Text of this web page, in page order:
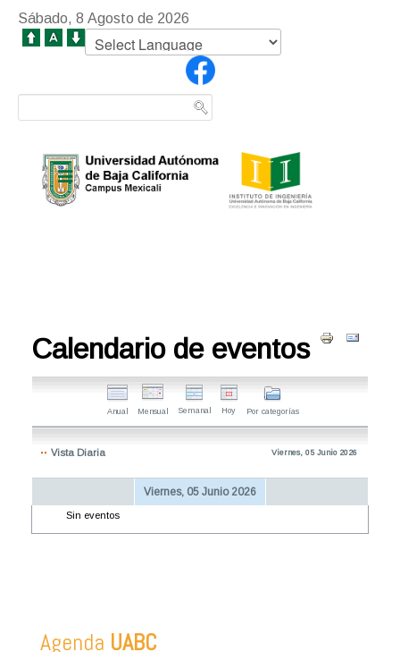
Sábado, 8 Agosto de 2026
Calendario de eventos
Anual Mensual Semanal Hoy Por categorías
Vista Diaria Viernes, 05 Junio 2026
Viernes, 05 Junio 2026
Sin eventos
Agenda UABC